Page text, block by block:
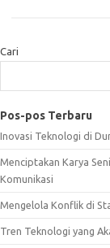
Cari
Pos-pos Terbaru
Inovasi Teknologi di
Menciptakan Karya
Komunikasi
Mengelola Konflik di
Tren Teknologi yang